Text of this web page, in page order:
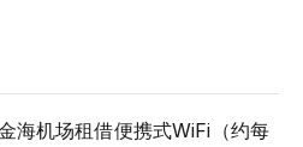
海机场租借便携式WiFi（约每